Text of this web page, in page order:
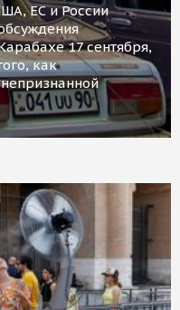
ЕС и России
17 сентября,
как